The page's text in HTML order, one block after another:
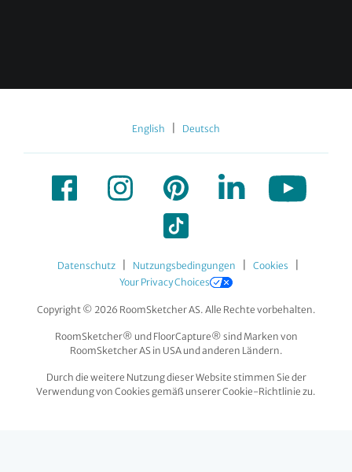
English Deutsch
Datenschutz Nutzungsbedingungen Cookies
Your Privacy Choices
Copyright © 2026 RoomSketcher AS. Alle Rechte vorbehalten.
RoomSketcher® und FloorCapture® sind Marken von
RoomSketcher AS in USA und anderen Ländern.
Durch die weitere Nutzung dieser Website stimmen Sie der
Verwendung von Cookies gemäß unserer Cookie-Richtlinie zu.